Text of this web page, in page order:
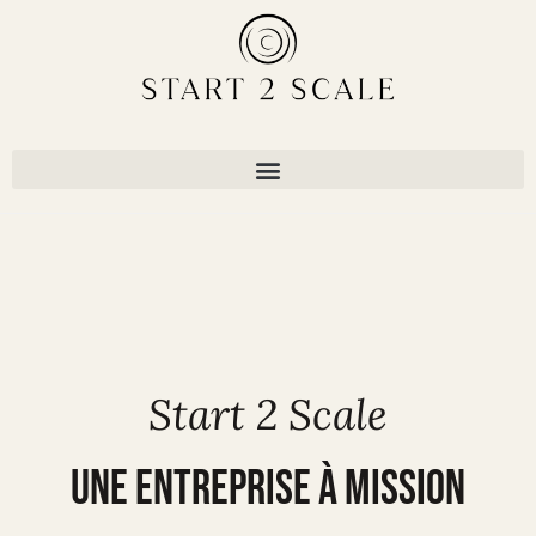
Start 2 Scale
UNE ENTREPRISE À MISSION